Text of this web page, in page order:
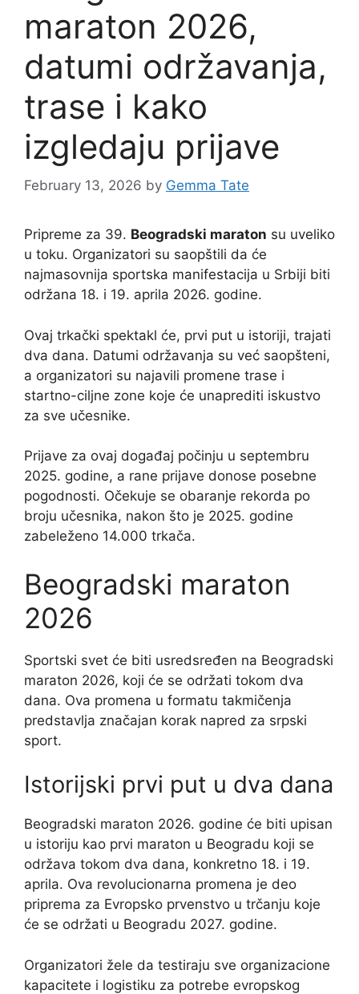
maraton 2026,
datumi održavanja,
trase i kako
izgledaju prijave
February 13, 2026 by Gemma Tate
Pripreme za 39. Beogradski maraton su uveliko
u toku. Organizatori su saopštili da će
najmasovnija sportska manifestacija u Srbiji biti
održana 18. i 19. aprila 2026. godine.
Ovaj trkački spektakl će, prvi put u istoriji, trajati
dva dana. Datumi održavanja su već saopšteni,
a organizatori su najavili promene trase i
startno-ciljne zone koje će unaprediti iskustvo
za sve učesnike.
Prijave za ovaj događaj počinju u septembru
2025. godine, a rane prijave donose posebne
pogodnosti. Očekuje se obaranje rekorda po
broju učesnika, nakon što je 2025. godine
zabeleženo 14.000 trkača.
Beogradski maraton
2026
Sportski svet će biti usredsređen na Beogradski
maraton 2026, koji će se održati tokom dva
dana. Ova promena u formatu takmičenja
predstavlja značajan korak napred za srpski
sport.
Istorijski prvi put u dva dana
Beogradski maraton 2026. godine će biti upisan
u istoriju kao prvi maraton u Beogradu koji se
održava tokom dva dana, konkretno 18. i 19.
aprila. Ova revolucionarna promena je deo
priprema za Evropsko prvenstvo u trčanju koje
će se održati u Beogradu 2027. godine.
Organizatori žele da testiraju sve organizacione
kapacitete i logistiku za potrebe evropskog